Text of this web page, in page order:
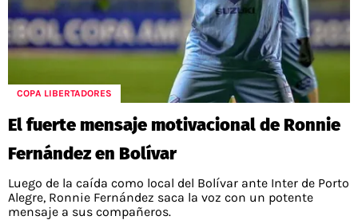
COPA LIBERTADORES
El fuerte mensaje motivacional de Ronnie
Fernández en Bolívar
Luego de la caída como local del Bolívar ante Inter de Porto
Alegre, Ronnie Fernández saca la voz con un potente
mensaje a sus compañeros.